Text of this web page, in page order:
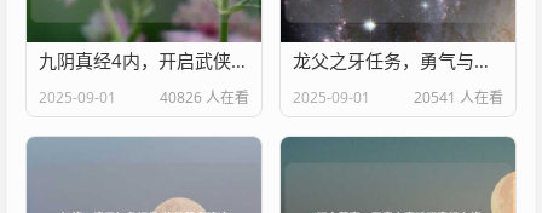
九阴真经4内，开启武侠世界全新篇章
2025-09-01 40826 人在看
龙父之牙任务，勇气与使命交织的奇幻征程
2025-09-01 20541 人在看